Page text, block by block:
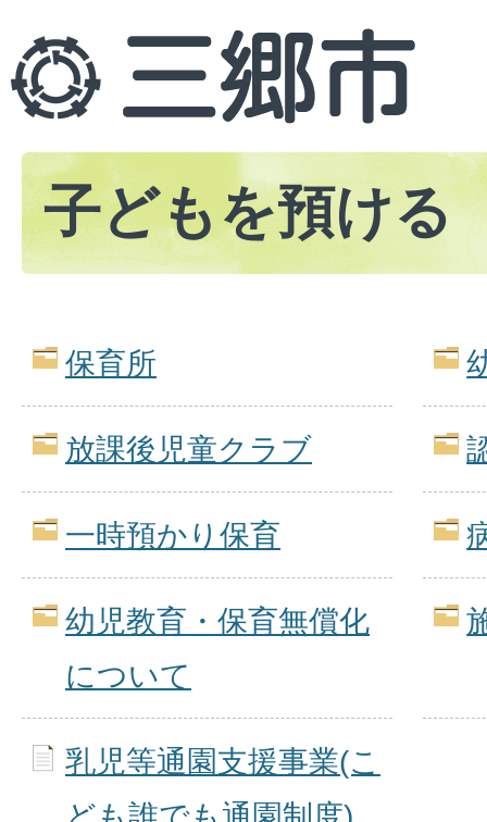
子どもを預ける
保育所
放課後児童クラブ
一時預かり保育
幼児教育・保育無償化
について
乳児等通園支援事業(こ